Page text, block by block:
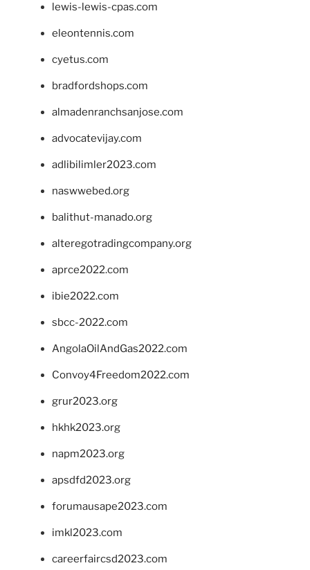
lewis-lewis-cpas.com
eleontennis.com
cyetus.com
bradfordshops.com
almadenranchsanjose.com
advocatevijay.com
adlibilimler2023.com
naswwebed.org
balithut-manado.org
alteregotradingcompany.org
aprce2022.com
ibie2022.com
sbcc-2022.com
AngolaOilAndGas2022.com
Convoy4Freedom2022.com
grur2023.org
hkhk2023.org
napm2023.org
apsdfd2023.org
forumausape2023.com
imkl2023.com
careerfaircsd2023.com